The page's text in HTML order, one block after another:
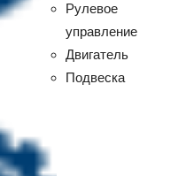
Рулевое
управление
Двигатель
Подвеска